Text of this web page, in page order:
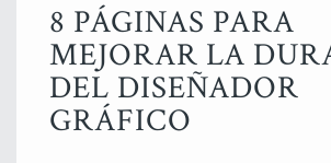
8 PÁGINAS PARA
MEJORAR LA
DEL DISEÑADOR
GRÁFICO